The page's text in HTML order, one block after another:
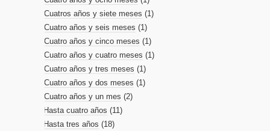
Cuatros años y siete meses (1)
Cuatro años y seis meses (1)
Cuatro años y cinco meses (1)
Cuatro años y cuatro meses (1)
Cuatro años y tres meses (1)
Cuatro años y dos meses (1)
Cuatro años y un mes (2)
Hasta cuatro años (11)
Hasta tres años (18)